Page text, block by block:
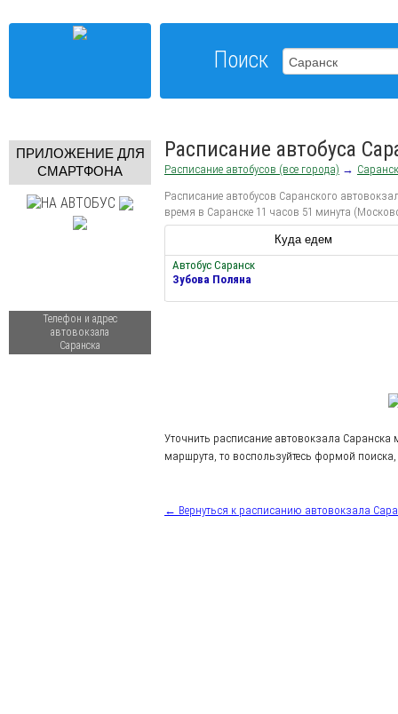
Поиск
ПРИЛОЖЕНИЕ ДЛЯ
СМАРТФОНА
Телефон и адрес
автовокзала
Саранска
Расписание автобуса
Расписание автобусов (все города) → Саранск
Расписание автобусов Саранского
время в Саранске 11 часов 51 минута
Куда едем
Автобус Саранск
Зубова Поляна
Уточнить расписание автовокзала
маршрута, то воспользуйтесь формой
← Вернуться к расписанию автовокзала